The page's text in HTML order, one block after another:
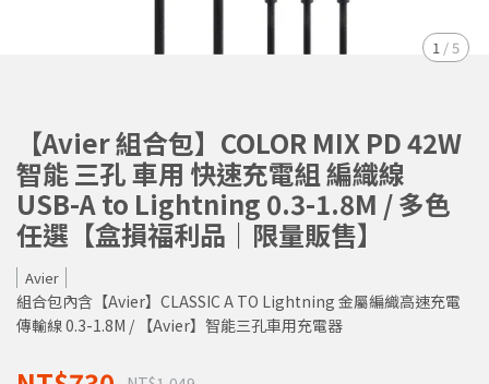
1 /5
【Avier 組合包】COLOR MIX PD 42W
智能 三孔 車用 快速充電組 編織線
USB-A to Lightning 0.3-1.8M / 多色
任選【盒損福利品｜限量販售】
Avier
組合包內含【Avier】CLASSIC A TO Lightning 金屬編織高速充電
傳輸線 0.3-1.8M / 【Avier】智能三孔車用充電器